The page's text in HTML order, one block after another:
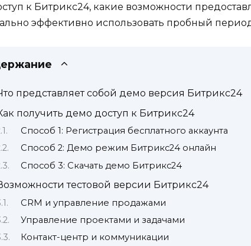
к Битрикс24, какие возможности
эффективно использовать пробный
представляет собой демо версия Битрикс24
получить демо доступ к Битрикс24
Способ 1: Регистрация бесплатного аккаунта
Способ 2: Демо режим Битрикс24 онлайн
Способ 3: Скачать демо Битрикс24
тестовой версии Битрикс24
CRM и управление продажами
Управление проектами и задачами
Контакт-центр и коммуникации